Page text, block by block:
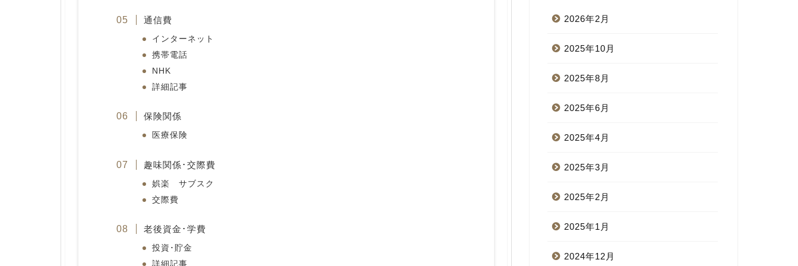
通信費
インターネット
携帯電話
NHK
詳細記事
保険関係
医療保険
趣味関係･交際費
娯楽 サブスク
交際費
老後資金･学費
投資･貯金
詳細記事
2026年2月
2025年10月
2025年8月
2025年6月
2025年4月
2025年3月
2025年2月
2025年1月
2024年12月